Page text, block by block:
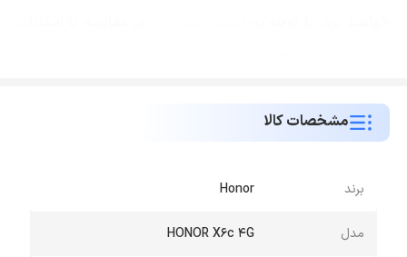
ایده‌آل برای هدیه دادن یا به عنوان گوشی دوم تبدیل کرده
مشخصات کالا
برند Honor
مدل HONOR X6c 4G